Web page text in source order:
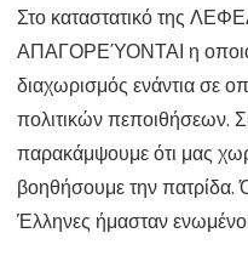
Στο καταστατικό της
ΑΠΑΓΟΡΕΎΟΝΤΑΙ η
διαχωρισμός ενάντια σε
πολιτικών πεποιθήσεων.
παρακάμψουμε ότι μας
βοηθήσουμε την πατρίδα.
Έλληνες ήμασταν